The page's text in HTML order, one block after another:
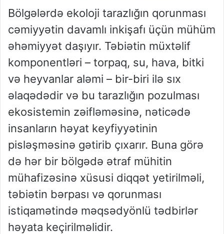
Bölgələrdə ekoloji tarazlığın qorunması
cəmiyyətin davamlı inkişafı üçün mühüm
əhəmiyyət daşıyır. Təbiətin müxtəlif
komponentləri – torpaq, su, hava, bitki
və heyvanlar aləmi – bir-biri ilə sıx
əlaqədədir və bu tarazlığın pozulması
ekosistemin zəifləməsinə, nəticədə
insanların həyat keyfiyyətinin
pisləşməsinə gətirib çıxarır. Buna görə
də hər bir bölgədə ətraf mühitin
mühafizəsinə xüsusi diqqət yetirilməli,
təbiətin bərpası və qorunması
istiqamətində məqsədyönlü tədbirlər
həyata keçirilməlidir.